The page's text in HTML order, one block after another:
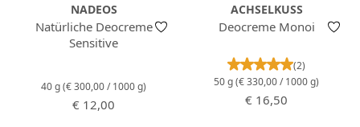
NADEOS
Natürliche Deocreme
Sensitive
40 g(€ 300,00 / 1000 g)
Regulärer Preis:
€ 12,00
ACHSELKUSS
Deocreme Monoi
(2)
50 g(€ 330,00 / 1000 g)
Regulärer Preis:
€ 16,50